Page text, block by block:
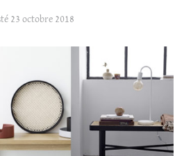
23 octobre 2018